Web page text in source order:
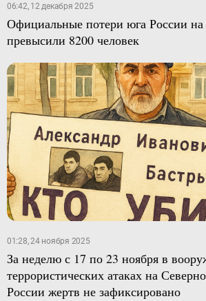
06:42, 12 декабря 2025
Официальные потери юга России
превысили 8200 человек
01:28, 24 ноября 2025
За неделю с 17 по 23 ноября в
террористических атаках на
России жертв не зафиксировано